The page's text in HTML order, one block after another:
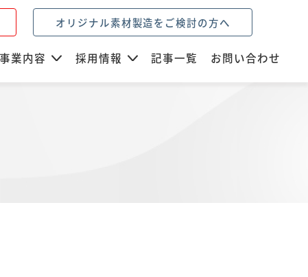
オリジナル素材製造をご検討の方へ
事業内容 採用情報 記事一覧 お問い合わせ